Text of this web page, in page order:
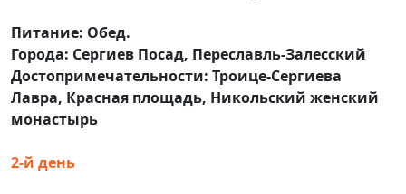
Питание: Обед.
Города: Сергиев Посад, Переславль-Залесский
Достопримечательности: Троице-Сергиева
Лавра, Красная площадь, Никольский женский
монастырь
2-й день